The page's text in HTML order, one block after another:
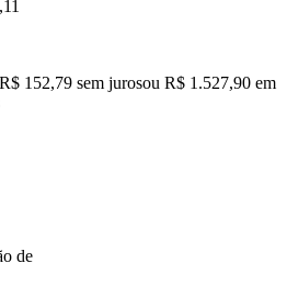
,11
152,79 sem jurosou R$ 1.527,90 em
de